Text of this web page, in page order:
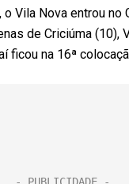
Vila Nova entrou no
de Criciúma (10),
ficou na 16ª